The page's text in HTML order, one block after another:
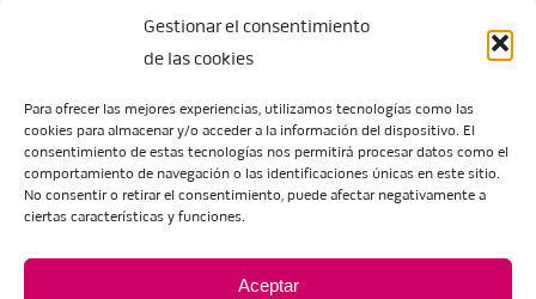
Gestionar el consentimiento
de las cookies
Para ofrecer las mejores experiencias, utilizamos tecnologías como las
cookies para almacenar y/o acceder a la información del dispositivo. El
consentimiento de estas tecnologías nos permitirá procesar datos como el
comportamiento de navegación o las identificaciones únicas en este sitio.
No consentir o retirar el consentimiento, puede afectar negativamente a
ciertas características y funciones.
Aceptar
Escuela de Arte de Zaragoza
María Zambrano, 5
50018 Zaragoza
eartezaragoza@educa.aragon.es